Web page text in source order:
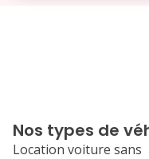
24 25
Nos types de
Location voiture sans